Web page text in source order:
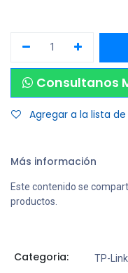
Consultanos
Agregar a la lista
Más información
Este contenido se
productos.
Categoria: TP-Link